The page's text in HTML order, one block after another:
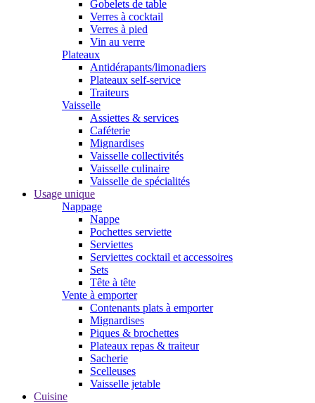
Gobelets de table
Verres à cocktail
Verres à pied
Vin au verre
Plateaux
Antidérapants/limonadiers
Plateaux self-service
Traiteurs
Vaisselle
Assiettes & services
Caféterie
Mignardises
Vaisselle collectivités
Vaisselle culinaire
Vaisselle de spécialités
Usage unique
Nappage
Nappe
Pochettes serviette
Serviettes
Serviettes cocktail et accessoires
Sets
Tête à tête
Vente à emporter
Contenants plats à emporter
Mignardises
Piques & brochettes
Plateaux repas & traiteur
Sacherie
Scelleuses
Vaisselle jetable
Cuisine